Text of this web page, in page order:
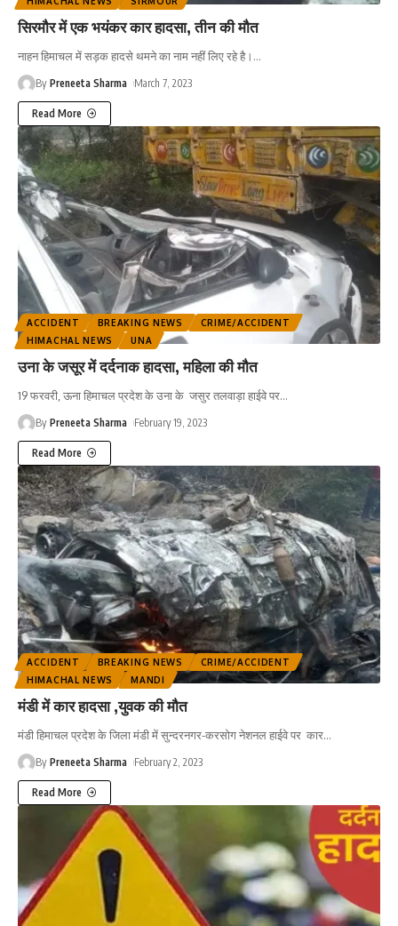
सिरमौर में एक भयंकर कार हादसा, तीन की मौत
नाहन हिमाचल में सड़क हादसे थमने का नाम नहीं लिए रहे है। …
By Preneeta Sharma March 7, 2023
Read More
ACCIDENT BREAKING NEWS
CRIME/ACCIDENT
HIMACHAL NEWS
UNA
उना के जसूर में दर्दनाक हादसा, महिला की मौत
19 फरवरी, ऊना हिमाचल प्रदेश के उना के जसुर तलवाड़ा हाईवे पर…
By Preneeta Sharma February 19, 2023
Read More
ACCIDENT BREAKING NEWS
CRIME/ACCIDENT
HIMACHAL NEWS
MANDI
मंडी में कार हादसा ,युवक की मौत
मंडी हिमाचल प्रदेश के जिला मंडी में सुन्दरनगर-करसोग नेशनल हाईवे पर कार…
By Preneeta Sharma February 2, 2023
Read More